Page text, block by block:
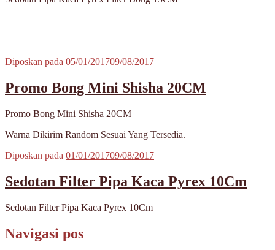
Diposkan pada 05/01/201709/08/2017
Promo Bong Mini Shisha 20CM
Promo Bong Mini Shisha 20CM
Warna Dikirim Random Sesuai Yang Tersedia.
Diposkan pada 01/01/201709/08/2017
Sedotan Filter Pipa Kaca Pyrex 10Cm
Sedotan Filter Pipa Kaca Pyrex 10Cm
Navigasi pos